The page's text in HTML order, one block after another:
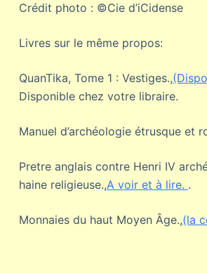
Crédit photo : ©Cie d’iCidense
Livres sur le même propos:
QuanTika, Tome 1 : Vestiges.,
Disponible chez votre libraire.
Manuel d’archéologie étrusque et
Pretre anglais contre Henri IV
haine religieuse.,A voir et à lire. .
Monnaies du haut Moyen Âge.,(la